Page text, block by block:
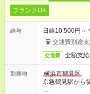
ブランクOK
給与
日給10,500円～
交通費別途支
交通費 全額支給
勤務地
横浜市鶴見区
京急鶴見駅から
…